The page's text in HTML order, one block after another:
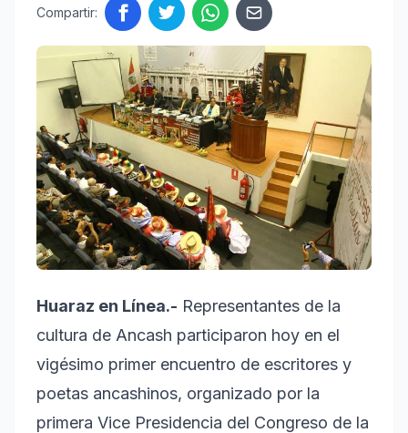
Compartir:
Huaraz en Línea.- Representantes de la
cultura de Ancash participaron hoy en el
vigésimo primer encuentro de escritores y
poetas ancashinos, organizado por la
primera Vice Presidencia del Congreso de la